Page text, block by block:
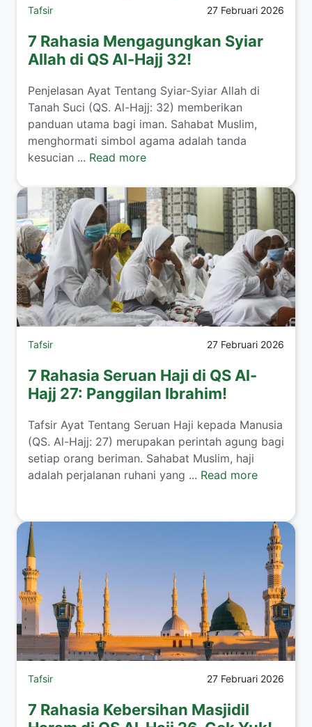
Tafsir 27 Februari 2026
7 Rahasia Mengagungkan Syiar
Allah di QS Al-Hajj 32!
Penjelasan Ayat Tentang Syiar-Syiar Allah di
Tanah Suci (QS. Al-Hajj: 32) memberikan
panduan utama bagi iman. Sahabat Muslim,
menghormati simbol agama adalah tanda
kesucian ... Read more
Tafsir 27 Februari 2026
7 Rahasia Seruan Haji di QS Al-
Hajj 27: Panggilan Ibrahim!
Tafsir Ayat Tentang Seruan Haji kepada Manusia
(QS. Al-Hajj: 27) merupakan perintah agung bagi
setiap orang beriman. Sahabat Muslim, haji
adalah perjalanan ruhani yang ... Read more
Tafsir 27 Februari 2026
7 Rahasia Kebersihan Masjidil